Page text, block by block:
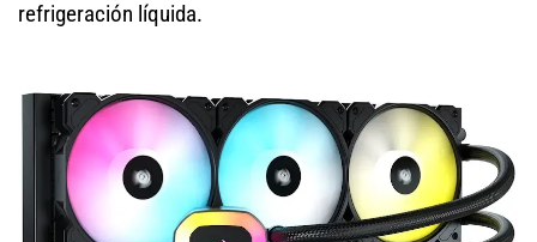
refrigeración líquida.